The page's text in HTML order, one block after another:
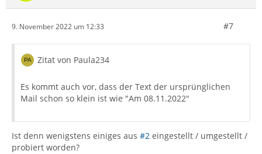
9. November 2022 um 12:33 #7
Zitat von Paula234
Es kommt auch vor, dass der Text der ursprünglichen
Mail schon so klein ist wie "Am 08.11.2022"
Ist denn wenigstens einiges aus #2 eingestellt / umgestellt /
probiert worden?